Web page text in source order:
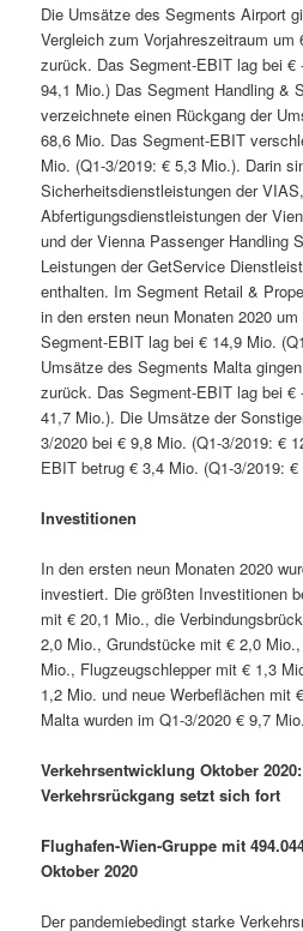
Die Umsätze des Segments Airport
Vergleich zum Vorjahreszeitraum
zurück. Das Segment-EBIT lag bei €
94,1 Mio.) Das Segment Handling &
verzeichnete einen Rückgang der
68,6 Mio. Das Segment-EBIT
Mio. (Q1-3/2019: € 5,3 Mio.). Darin
Sicherheitsdienstleistungen der
Abfertigungsdienstleistungen der
und der Vienna Passenger Handling
Leistungen der GetService
enthalten. Im Segment Retail &
in den ersten neun Monaten 2020
Segment-EBIT lag bei € 14,9 Mio.
Umsätze des Segments Malta
zurück. Das Segment-EBIT lag bei €
41,7 Mio.). Die Umsätze der
3/2020 bei € 9,8 Mio. (Q1-3/2019: €
EBIT betrug € 3,4 Mio. (Q1-3/2019:
Investitionen
In den ersten neun Monaten 2020
investiert. Die größten Investitionen
mit € 20,1 Mio., die
2,0 Mio., Grundstücke mit € 2,0
Mio., Flugzeugschlepper mit € 1,3
1,2 Mio. und neue Werbeflächen mit
Malta wurden im Q1-3/2020 € 9,7
Verkehrsentwicklung Oktober
Verkehrsrückgang setzt sich fort
Flughafen-Wien-Gruppe mit
Oktober 2020
Der pandemiebedingt starke